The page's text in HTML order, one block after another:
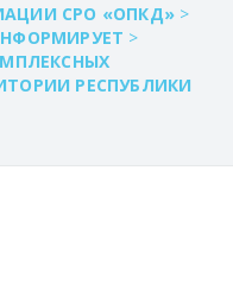
СРО «ОПКД» >
>
РЕСПУБЛИКИ